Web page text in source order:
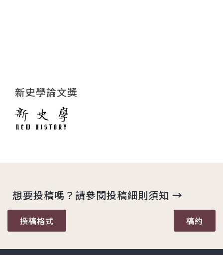
新史學論文獎
想要投稿嗎？請參閱投稿細則須知 →
撰稿格式 稿約